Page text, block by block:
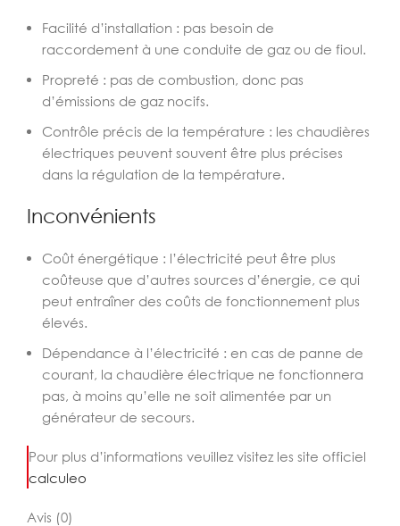
Facilité d’installation : pas besoin de
raccordement à une conduite de gaz ou de fioul.
Propreté : pas de combustion, donc pas
d’émissions de gaz nocifs.
Contrôle précis de la température : les chaudières
électriques peuvent souvent être plus précises
dans la régulation de la température.
Inconvénients
Coût énergétique : l’électricité peut être plus
coûteuse que d’autres sources d’énergie, ce qui
peut entraîner des coûts de fonctionnement plus
élevés.
Dépendance à l’électricité : en cas de panne de
courant, la chaudière électrique ne fonctionnera
pas, à moins qu’elle ne soit alimentée par un
générateur de secours.
Pour plus d’informations veuillez visitez les site officiel
calculeo
Avis (0)